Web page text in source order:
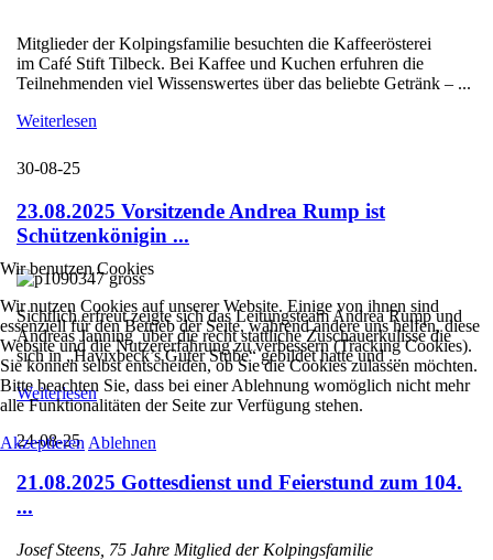
Mitglieder der Kolpingsfamilie besuchten die Kaffeerösterei
im Café Stift Tilbeck. Bei Kaffee und Kuchen erfuhren die
Teilnehmenden viel Wissenswertes über das beliebte Getränk – ...
Weiterlesen
30-08-25
23.08.2025 Vorsitzende Andrea Rump ist
Schützenkönigin ...
Sichtlich erfreut zeigte sich das Leitungsteam Andrea Rump und
Andreas Janning über die recht stattliche Zuschauerkulisse die
sich in „Havixbeck’s Guter Stube“ gebildet hatte und ...
Weiterlesen
24-08-25
21.08.2025 Gottesdienst und Feierstund zum 104.
...
Josef Steens, 75 Jahre Mitglied der Kolpingsfamilie
Wir benutzen Cookies
Wir nutzen Cookies auf unserer Website. Einige von ihnen sind
essenziell für den Betrieb der Seite, während andere uns helfen, diese
Website und die Nutzererfahrung zu verbessern (Tracking Cookies).
Sie können selbst entscheiden, ob Sie die Cookies zulassen möchten.
Bitte beachten Sie, dass bei einer Ablehnung womöglich nicht mehr
alle Funktionalitäten der Seite zur Verfügung stehen.
Akzeptieren Ablehnen